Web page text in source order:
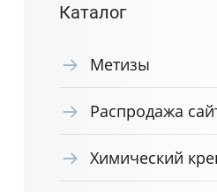
Каталог
Метизы
Распродажа
Химический